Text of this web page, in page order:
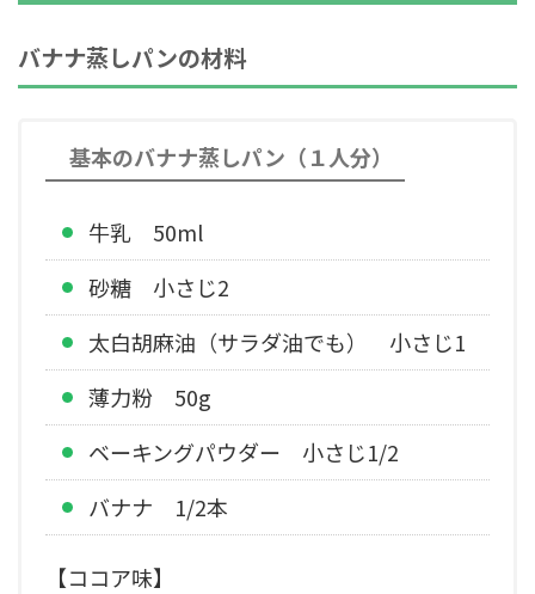
バナナ蒸しパンの材料
基本のバナナ蒸しパン（１人分）
牛乳 50ml
砂糖 小さじ2
太白胡麻油（サラダ油でも） 小さじ1
薄力粉 50g
ベーキングパウダー 小さじ1/2
バナナ 1/2本
【ココア味】